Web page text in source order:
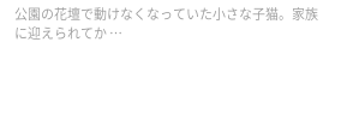
と“姉妹”のような関係に
公園の花壇で動けなくなっていた小さな子猫。家族
に迎えられてか …